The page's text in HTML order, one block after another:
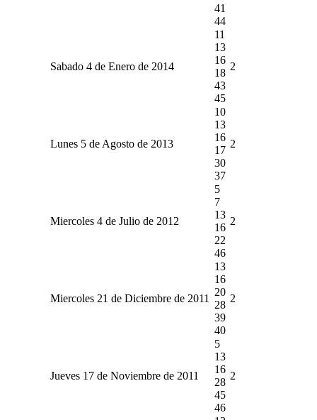
41
44
Sabado 4 de Enero de 2014
11
13
16
18
43
45
2
Lunes 5 de Agosto de 2013
10
13
16
17
30
37
2
Miercoles 4 de Julio de 2012
5
7
13
16
22
46
2
Miercoles 21 de Diciembre de 2011
13
16
20
28
39
40
2
Jueves 17 de Noviembre de 2011
5
13
16
28
45
46
2